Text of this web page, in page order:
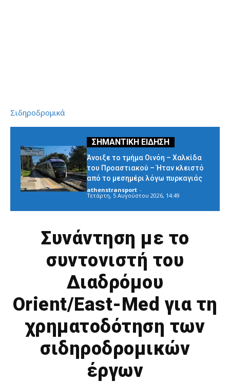
Σιδηροδρομικά
Άνοιξε το τμήμα Οινόη – Χαλκίδα
του Προαστιακού – Ήταν κλειστό
από το μεσημέρι λόγω πυρκαγιάς
athenstransport -
Τετάρτη, 5 Αυγούστου 2026, 14:49
Συνάντηση με το
συντονιστή του
Διαδρόμου
Orient/East-Med για τη
χρηματοδότηση των
σιδηροδρομικών
έργων